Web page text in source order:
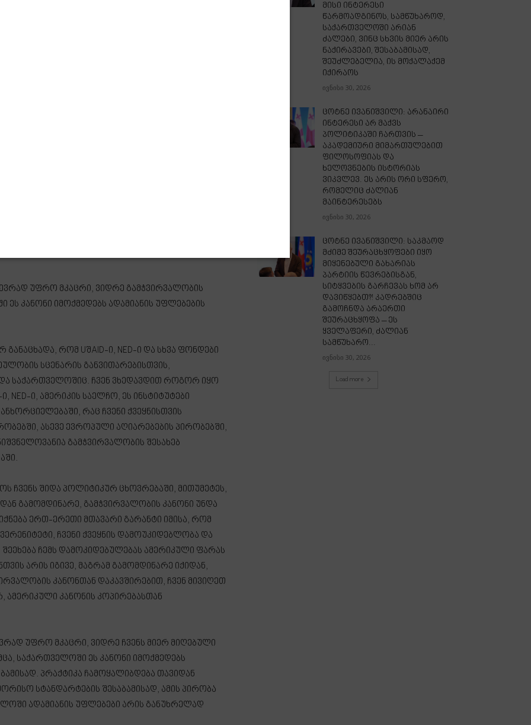
უფრო მკაცრი, ვიდრე გამჭვირვალობის
ეს კანონი იმოქმედებს ადამიანის უფლებების
რომ UშAID-ი, NED-ი და სხვა ფონდები
სცენარის განვითარებისთვის,
საქართველოშიც. ჩვენ ვხედავდით როგორ იყო
NED-ი, ამერიკის საელჩო, ეს ინსტიტუტები
რაც ჩვენი ქვეყნისთვის
ასევე ევროპული აღიარებების პირობებში,
გამჭვირვალობის შესახებ
ჩვენს შიდა პოლიტიკურ ცხოვრებაში, მითუმეტეს,
გამომდინარე, გამჭვირვალობის კანონი უნდა
ერთ-ერეთი მთავარი გარანტი იმისა, რომ
ჩვენი ქვეყნის დამოუკიდებლობა და
ჩემს დამოკიდებულებას ამერიკული ფარას
არის იგივე, მაგრამ გამომდინარე იქიდან,
კანონთან დაკავშირებით, ჩვენ მივიღეთ
კანონის კოპირებასთან
უფრო მკაცრი, ვიდრე ჩვენს მიერ მიღებული
საქართველოში ეს კანონი იმოქმედებს
პრაქტიკა ჩამოყალიბდება თავიდან
სტანდარტების შესაბამისად, ამის პირობა
ადამიანის უფლებები არის განუხრელად
მისი ინტერესი
წარმოადგინოს, სამწუხაროდ,
საქართველოში არიან
ძალები, ვინც სხვის მიერ არის
ნაქირავები, შესაბამისად,
შეუძლებელია, ის მოქალაქემ
იქირაოს
ივნისი 30, 2026
ცოტნე ივანიშვილი: არანაირი
ინტერესი არ მაქვს
პოლიტიკაში ჩართვის –
აკადემიური მიმართულებით
ფილოსოფიას და
ხელოვნების ისტორიას
ვიკვლევ. ეს არის ორი სფერო,
რომელიც ძალიან
მაინტერესებს
ივნისი 30, 2026
ცოტნე ივანიშვილი: საკმაოდ
მძიმე შეურაცხყოფები იყო
მიყენებული გახარიას
პარტიის წევრებისგან,
სიტყვების გარჩევას ხომ არ
დავიწყებთ?! კადრებშიც
გამოჩნდა არაერთი
შეურაცხყოფა – ეს
ყველაფერი, ძალიან
სამწუხარო...
ივნისი 30, 2026
Load more